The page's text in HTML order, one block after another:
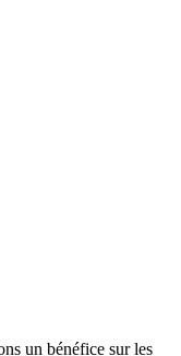
un bénéfice sur les